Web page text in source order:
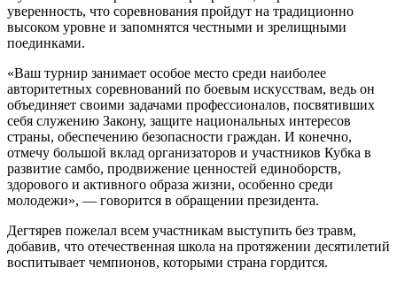
уверенность, что соревнования пройдут на традиционно
высоком уровне и запомнятся честными и зрелищными
поединками.
«Ваш турнир занимает особое место среди наиболее
авторитетных соревнований по боевым искусствам, ведь он
объединяет своими задачами профессионалов, посвятивших
себя служению Закону, защите национальных интересов
страны, обеспечению безопасности граждан. И конечно,
отмечу большой вклад организаторов и участников Кубка в
развитие самбо, продвижение ценностей единоборств,
здорового и активного образа жизни, особенно среди
молодежи», — говорится в обращении президента.
Дегтярев пожелал всем участникам выступить без травм,
добавив, что отечественная школа на протяжении десятилетий
воспитывает чемпионов, которыми страна гордится.